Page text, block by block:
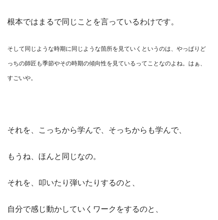
根本ではまるで同じことを言っているわけです。
そして同じような時期に同じような箇所を見ていくというのは、やっぱりど
っちの師匠も季節やその時期の傾向性を見ているってことなのよね。はぁ、
すごいや。
それを、こっちから学んで、そっちからも学んで、
もうね、ほんと同じなの。
それを、叩いたり弾いたりするのと、
自分で感じ動かしていくワークをするのと、